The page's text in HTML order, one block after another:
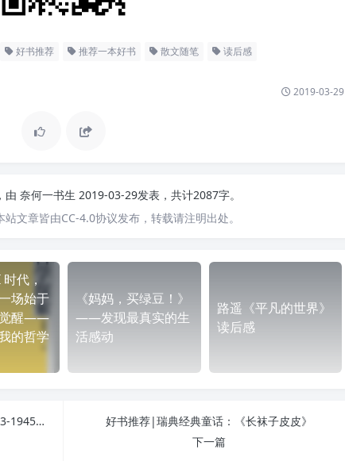
好书推荐 推荐一本好书 散文随笔 读后感
2019-03-29
由 奈何一书生 2019-03-29发表，共计2087字。
文章皆由CC-4.0协议发布，转载请注明出处。
代，
场始于
觉醒——
的哲学
《妈妈，买绿豆！》
——发现最真实的生
活感动
路遥《平凡的世界》
读后感
好书推荐|《他们以为他们是自由的》：1933-1945年间的德国人
好书推荐|瑞典经典童话：《长袜子皮皮》
下一篇